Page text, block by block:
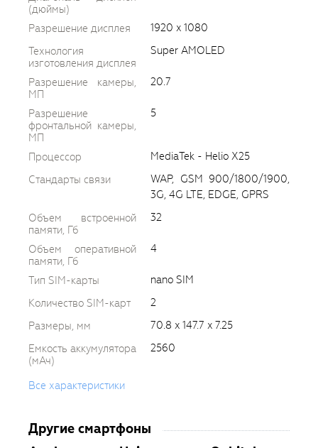
(дюймы)
Разрешение дисплея
1920 x 1080
Технология
изготовления дисплея
Super AMOLED
Разрешение камеры,
МП
20.7
Разрешение
фронтальной камеры,
МП
5
Процессор
MediaTek - Helio X25
Стандарты связи
WAP, GSM 900/1800/1900,
3G, 4G LTE, EDGE, GPRS
Объем встроенной
памяти, Гб
32
Объем оперативной
памяти, Гб
4
Тип SIM-карты
nano SIM
Количество SIM-карт
2
Размеры, мм
70.8 x 147.7 x 7.25
Емкость аккумулятора
(мАч)
2560
Все характеристики
Другие смартфоны